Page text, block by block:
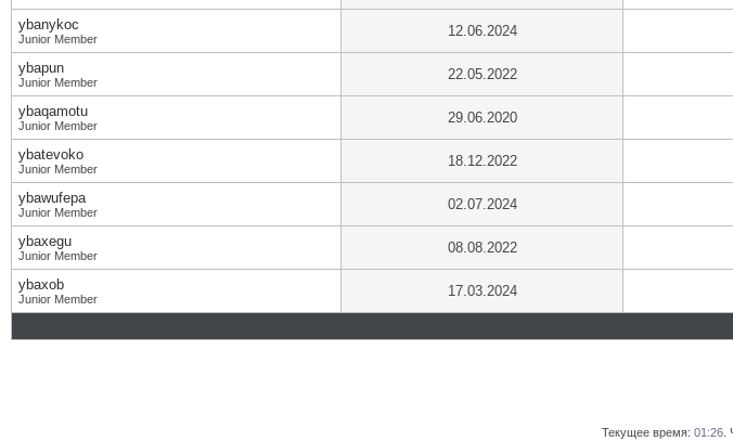
ybanykoc
Junior Member 12.06.2024
ybapun
Junior Member 22.05.2022
ybaqamotu
Junior Member 29.06.2020
ybatevoko
Junior Member 18.12.2022
ybawufepa
Junior Member 02.07.2024
ybaxegu
Junior Member 08.08.2022
ybaxob
Junior Member 17.03.2024
Текущее время: 01:26